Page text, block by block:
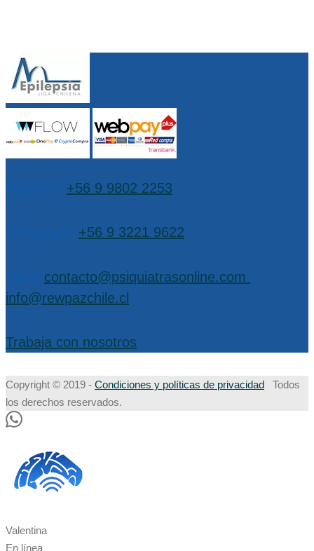
+56 9 9802 2253
+56 9 3221 9622
contacto@psiquiatrasonline.com
info@rewpazchile.cl
Trabaja con nosotros
Copyright © 2019 - Condiciones y políticas de privacidad
Todos
los derechos reservados.
Valentina
En línea